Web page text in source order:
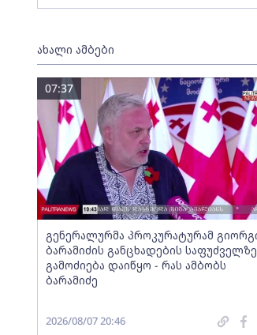
ახალი ამბები
გენერალურმა პროკურატურამ
ბარამიძის განცხადების საფუძველზე
გამოძიება დაიწყო - რას ამბობს
ბარამიძე
07:37
2026/08/07 20:46